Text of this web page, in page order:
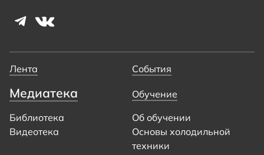
Лента События
Медиатека
Библиотека
Видеотека
Обучение
Об обучении
Основы холодильной
техники